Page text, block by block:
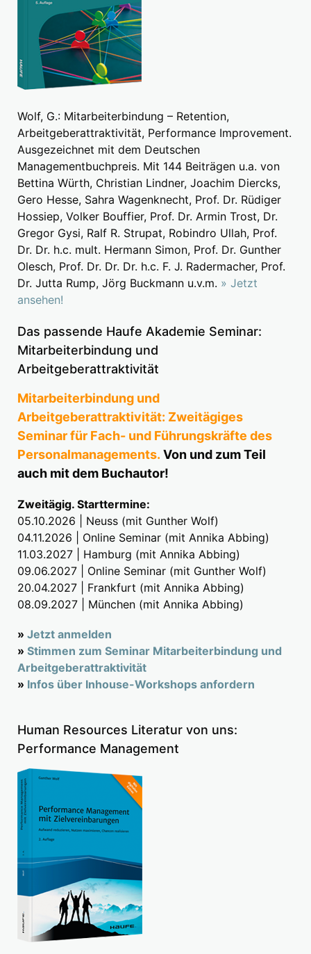
Wolf, G.: Mitarbeiterbindung – Retention,
Arbeitgeberattraktivität, Performance Improvement.
Ausgezeichnet mit dem Deutschen
Managementbuchpreis. Mit 144 Beiträgen u.a. von
Bettina Würth, Christian Lindner, Joachim Diercks,
Gero Hesse, Sahra Wagenknecht, Prof. Dr. Rüdiger
Hossiep, Volker Bouffier, Prof. Dr. Armin Trost, Dr.
Gregor Gysi, Ralf R. Strupat, Robindro Ullah, Prof.
Dr. Dr. h.c. mult. Hermann Simon, Prof. Dr. Gunther
Olesch, Prof. Dr. Dr. Dr. h.c. F. J. Radermacher, Prof.
Dr. Jutta Rump, Jörg Buckmann u.v.m. » Jetzt
ansehen!
Das passende Haufe Akademie Seminar:
Mitarbeiterbindung und
Arbeitgeberattraktivität
Mitarbeiterbindung und
Arbeitgeberattraktivität: Zweitägiges
Seminar für Fach- und Führungskräfte des
Personalmanagements. Von und zum Teil
auch mit dem Buchautor!
Zweitägig. Starttermine:
05.10.2026 | Neuss (mit Gunther Wolf)
04.11.2026 | Online Seminar (mit Annika Abbing)
11.03.2027 | Hamburg (mit Annika Abbing)
09.06.2027 | Online Seminar (mit Gunther Wolf)
20.04.2027 | Frankfurt (mit Annika Abbing)
08.09.2027 | München (mit Annika Abbing)
» Jetzt anmelden
» Stimmen zum Seminar Mitarbeiterbindung und
Arbeitgeberattraktivität
» Infos über Inhouse-Workshops anfordern
Human Resources Literatur von uns:
Performance Management